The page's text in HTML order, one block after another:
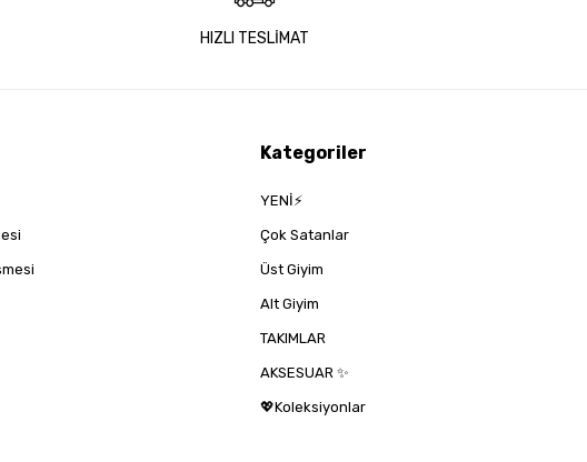
HIZLI TESLİMAT
Kategoriler
YENİ⚡
Çok Satanlar
Üst Giyim
Alt Giyim
TAKIMLAR
AKSESUAR ✨
💖Koleksiyonlar